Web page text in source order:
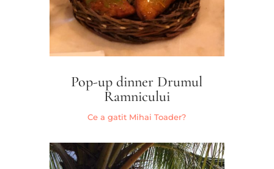
Pop-up dinner Drumul
Ramnicului
Ce a gatit Mihai Toader?